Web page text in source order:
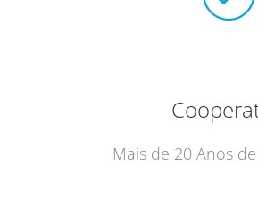
Mais de 20 Anos